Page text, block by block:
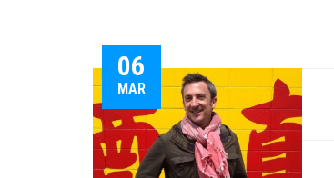
06
MAR